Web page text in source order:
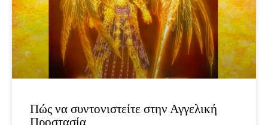
Πώς να συντονιστείτε στην Αγγελική
Προστασία